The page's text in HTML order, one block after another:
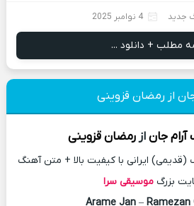
جدید 4 نوامبر 2025
مطلب + دانلود ...
از رمضان قزوینی
آرام جانازرمضان قزوینی
ایرانی با کیفیت بالا + متن آهنگ
بزرگ موسیقی سرا
Arame Jan – Ramezan